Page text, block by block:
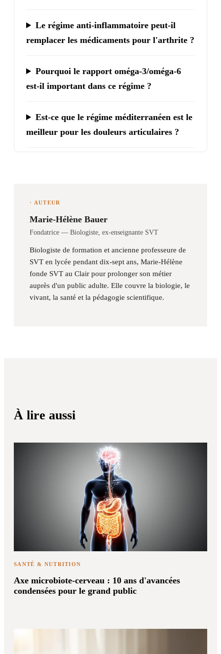
Le régime anti-inflammatoire peut-il
remplacer les médicaments pour l'arthrite ?
Pourquoi le rapport oméga-3/oméga-6
est-il important dans ce régime ?
Est-ce que le régime méditerranéen est le
meilleur pour les douleurs articulaires ?
· AUTEUR
Marie-Hélène Bauer
Fondatrice — Biologiste, ex-enseignante SVT
Biologiste de formation et ancienne professeure de
SVT en lycée pendant dix-sept ans, Marie-Hélène
fonde SVT au Clair pour prolonger son métier
auprès d'un public adulte. Elle couvre la biologie, le
vivant, la santé et la pédagogie scientifique.
À lire aussi
SANTÉ & NUTRITION
Axe microbiote-cerveau : 10 ans d'avancées
condensées pour le grand public